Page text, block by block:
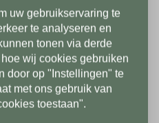
het materiaal,
hygiënisch en
zijn.
keramische
de slabs bestand
en langdurig gebruik.
met onze
wij vanaf 1/8
Vanaf
graag weer bij
Fijne
uw gebruikservaring te
te analyseren en
tonen via derde
wij cookies gebruiken
door op "Instellingen" te
met ons gebruik van
toestaan".